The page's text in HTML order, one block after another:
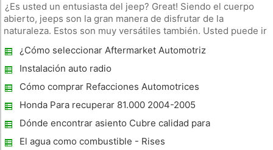
¿Es usted un entusiasta del jeep? Great! Siendo el cuerpo
abierto, jeeps son la gran manera de disfrutar de la
naturaleza. Estos son muy versátiles también. Usted puede ir
considerados elegantes por muchas personas así. Sin
embargo, los dueños de je
¿Cómo seleccionar Aftermarket Automotriz
Accesorios
Instalación auto radio
Cómo comprar Refacciones Automotrices
de surtidores en línea es un asunto
rentable?
Honda Para recuperar 81.000 2004-2005
Acuerdos de Honda
Dónde encontrar asiento Cubre calidad para
su vehículo?
El agua como combustible - Rises